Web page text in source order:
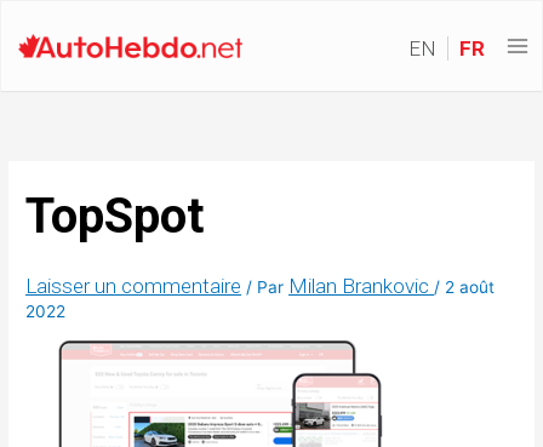
EN FR
TopSpot
Laisser un commentaire / Par Milan Brankovic/ 2 août
2022